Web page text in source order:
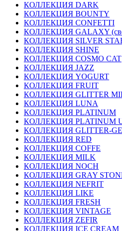
КОЛЛЕКЦИЯ DARK
КОЛЛЕКЦИЯ BOUNTY
КОЛЛЕКЦИЯ CONFETTI
КОЛЛЕКЦИЯ GALAXY
КОЛЛЕКЦИЯ SILVER
КОЛЛЕКЦИЯ SHINE
КОЛЛЕКЦИЯ COSMO CAT
КОЛЛЕКЦИЯ JAZZ
КОЛЛЕКЦИЯ YOGURT
КОЛЛЕКЦИЯ FRUIT
КОЛЛЕКЦИЯ GLITTER
КОЛЛЕКЦИЯ LUNA
КОЛЛЕКЦИЯ PLATINUM
КОЛЛЕКЦИЯ PLATINUM
КОЛЛЕКЦИЯ GLITTER-
КОЛЛЕКЦИЯ RED
КОЛЛЕКЦИЯ COFFE
КОЛЛЕКЦИЯ MILK
КОЛЛЕКЦИЯ NOCH
КОЛЛЕКЦИЯ GRAY
КОЛЛЕКЦИЯ NEFRIT
КОЛЛЕКЦИЯ LIKE
КОЛЛЕКЦИЯ FRESH
КОЛЛЕКЦИЯ VINTAGE
КОЛЛЕКЦИЯ ZEFIR
КОЛЛЕКЦИЯ ICE CREAM